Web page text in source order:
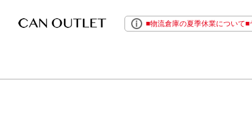
■物流倉庫の夏季休業について